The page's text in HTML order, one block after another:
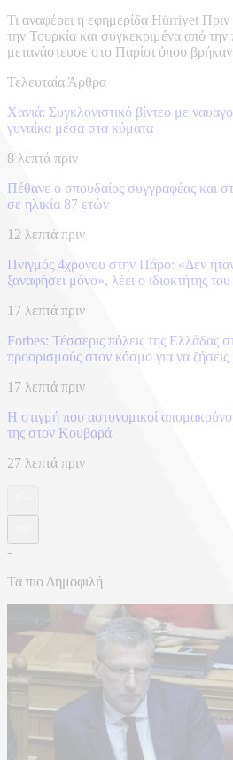
Τι αναφέρει η εφημερίδα Hürriyet Πριν
την Τουρκία και συγκεκριμένα από την
μετανάστευσε στο Παρίσι όπου
Τελευταία Άρθρα
Χανιά: Συγκλονιστικό βίντεο με
γυναίκα μέσα στα κύματα
8 λεπτά πριν
Πέθανε ο σπουδαίος συγγραφέας και
σε ηλικία 87 ετών
12 λεπτά πριν
Πνιγμός 4χρονου στην Πάρο: «Δεν ήταν
ξαναφήσει μόνο», λέει ο ιδιοκτήτης
17 λεπτά πριν
Forbes: Τέσσερις πόλεις της Ελλάδας
προορισμούς στον κόσμο για να ζήσεις
17 λεπτά πριν
Η στιγμή που αστυνομικοί
της στον Κουβαρά
27 λεπτά πριν
-
Τα πιο Δημοφιλή